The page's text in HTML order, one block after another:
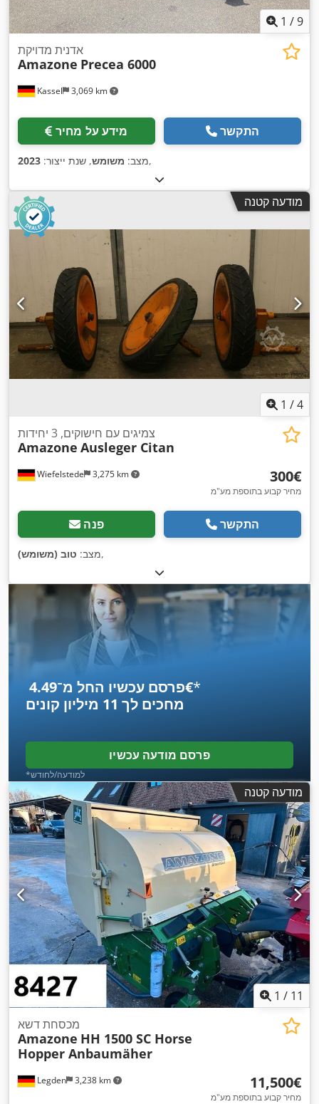
1 /9
Kassel 3,069 km
אדנית מדויקת
Amazone Precea 6000
מידע על מחיר התקשר
מצב: משומש, שנת ייצור: 2023 ,
מודעה קטנה
1 /4
Wiefelstede 3,275 km
צמיגים עם חישוקים, 3 יחידות
Amazone Ausleger Citan
‏300 ‏€
מחיר קבוע בתוספת מע"מ
פנה התקשר
מצב: טוב (משומש) ,
פרסם עכשיו החל מ־‏4.49 ‏€*
מחכים לך 11 מיליון קונים
פרסם מודעה עכשיו
*למודעה/לחודש
מודעה קטנה
1 / 11
Legden 3,238 km
מכסחת דשא
Amazone HH 1500 SC Horse
Hopper Anbaumäher
‏11,500 ‏€
מחיר קבוע בתוספת מע"מ